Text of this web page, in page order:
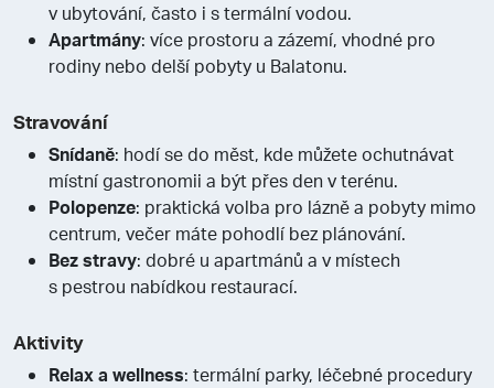
v ubytování, často i s termální vodou.
Apartmány: více prostoru a zázemí, vhodné pro
rodiny nebo delší pobyty u Balatonu.
Stravování
Snídaně: hodí se do měst, kde můžete ochutnávat
místní gastronomii a být přes den v terénu.
Polopenze: praktická volba pro lázně a pobyty mimo
centrum, večer máte pohodlí bez plánování.
Bez stravy: dobré u apartmánů a v místech
s pestrou nabídkou restaurací.
Aktivity
Relax a wellness: termální parky, léčebné procedury